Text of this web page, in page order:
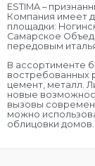
ESTIMA –
Компания имеет
площадки:
Самарское
передовым
В ассортименте
востребованных
цемент, металл.
новые
вызовы
можно
облицовки домов.